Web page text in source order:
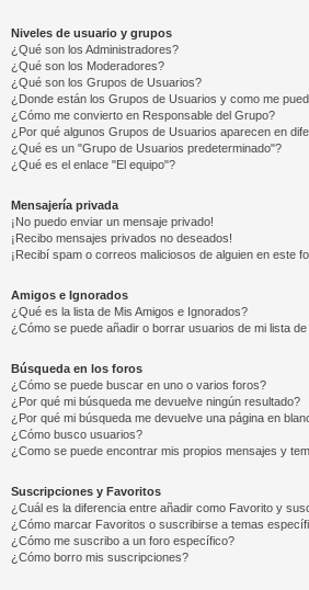
Niveles de usuario y grupos
¿Qué son los Administradores?
¿Qué son los Moderadores?
¿Qué son los Grupos de Usuarios?
¿Donde están los Grupos de Usuarios y como me
¿Cómo me convierto en Responsable del Grupo?
¿Por qué algunos Grupos de Usuarios aparecen en
¿Qué es un "Grupo de Usuarios predeterminado"?
¿Qué es el enlace "El equipo"?
Mensajería privada
¡No puedo enviar un mensaje privado!
¡Recibo mensajes privados no deseados!
¡Recibí spam o correos maliciosos de alguien en este
Amigos e Ignorados
¿Qué es la lista de Mis Amigos e Ignorados?
¿Cómo se puede añadir o borrar usuarios de mi lista
Búsqueda en los foros
¿Cómo se puede buscar en uno o varios foros?
¿Por qué mi búsqueda me devuelve ningún resultado?
¿Por qué mi búsqueda me devuelve una página en
¿Cómo busco usuarios?
¿Como se puede encontrar mis propios mensajes y
Suscripciones y Favoritos
¿Cuál es la diferencia entre añadir como Favorito y
¿Cómo marcar Favoritos o suscribirse a temas
¿Cómo me suscribo a un foro específico?
¿Cómo borro mis suscripciones?